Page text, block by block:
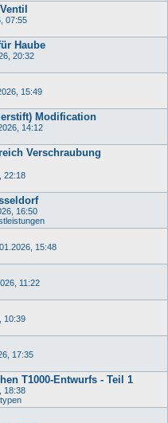
07:55
Haube
20:32
15:49
Modification
14:12
Verschraubung
22:18
16:50
15:48
11:22
10:39
17:35
T1000-Entwurfs - Teil 1
18:38